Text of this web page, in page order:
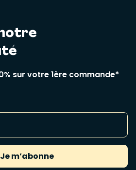
sur votre 1ère commande*
Je m’abonne